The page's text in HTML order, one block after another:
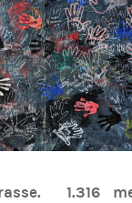
1.316